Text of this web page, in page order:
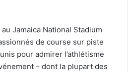
Jamaica National Stadium
de course sur piste
pour admirer l’athlétisme
– dont la plupart des